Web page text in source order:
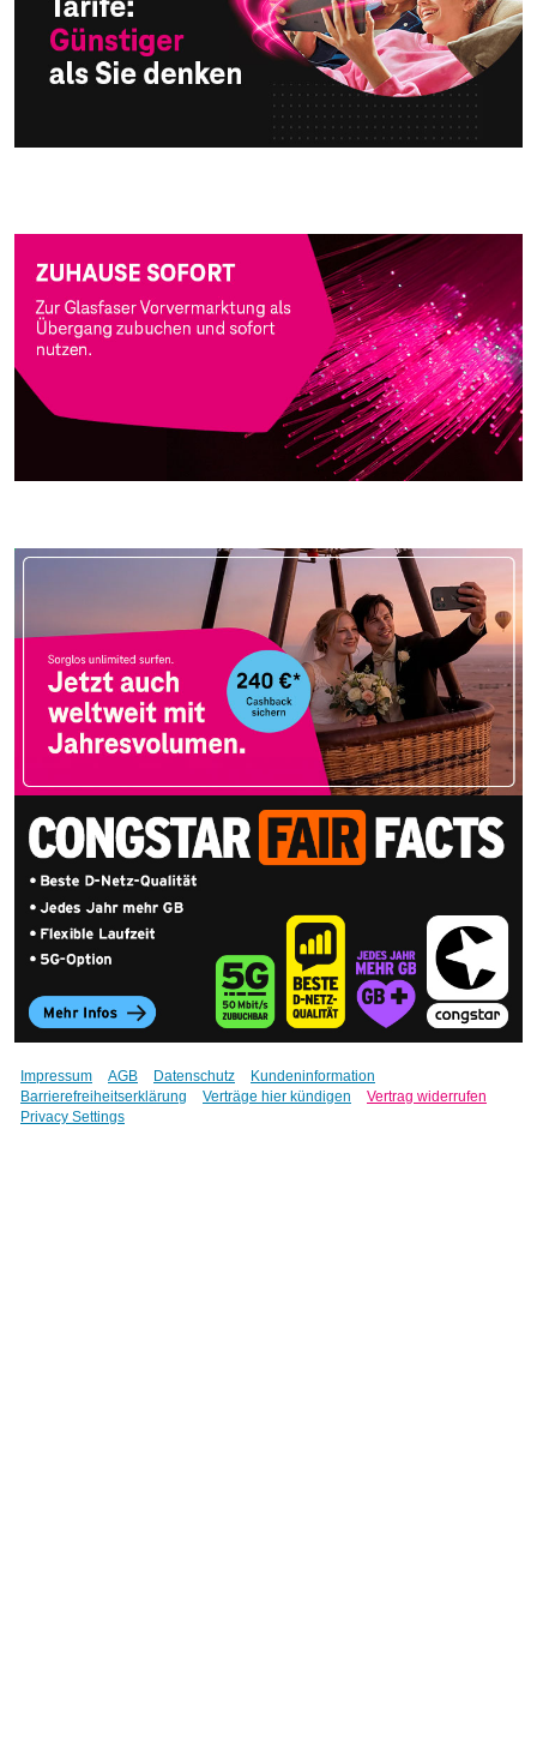
Impressum AGB Datenschutz
Kundeninformation
Barrierefreiheitserklärung
Verträge hier kündigen
Vertrag widerrufen
Privacy Settings